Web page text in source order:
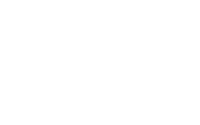
türlü dekorasyon stiline uyum sağlar.
ile rahatlıkla kombinlenebilir.